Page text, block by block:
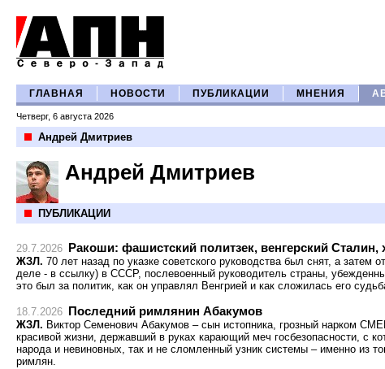
ГЛАВНАЯ НОВОСТИ ПУБЛИКАЦИИ МНЕНИЯ
Четверг, 6 августа 2026
Андрей Дмитриев
Андрей Дмитриев
ПУБЛИКАЦИИ
29.7.2026 Ракоши: фашистский политзек, венгерский
ЖЗЛ. 70 лет назад по указке советского руководства был снят, а затем
деле - в ссылку) в СССР, послевоенный руководитель страны,
это был за политик, как он управлял Венгрией и как сложилась его
18.7.2026 Последний римлянин Абакумов
ЖЗЛ. Виктор Семенович Абакумов – сын истопника, грозный нарком
красивой жизни, державший в руках карающий меч госбезопасности, с
народа и невиновных, так и не сломленный узник системы – именно из
римлян.